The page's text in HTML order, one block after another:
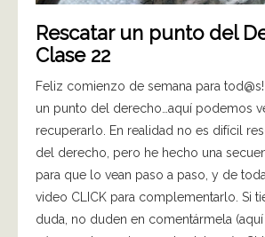
Rescatar un punto del Derecho
Clase 22
Feliz comienzo de semana para
un punto del derecho…aquí podemos
recuperarlo. En realidad no es difícil
del derecho, pero he hecho una
para que lo vean paso a paso, y de
video CLICK para complementarlo. Si
duda, no duden en comentármela